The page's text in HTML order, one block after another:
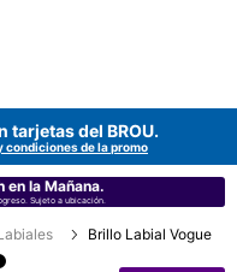
tarjetas del BROU.
condiciones de la promo
en la Mañana.
Sujeto a ubicación.
Brillo Labial Vogue